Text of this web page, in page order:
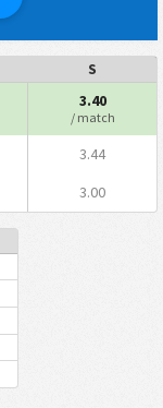
S
3.40
/ match
3.44
3.00